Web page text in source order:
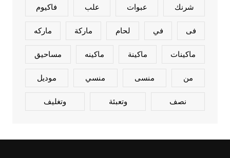
شرنك عبوات علب فاكيوم
فى في لحام ماركة ماركه
ماكينات ماكينة ماكينه مساحيق
من منسى منسي موديل
نصف وتعبئة وتغليف